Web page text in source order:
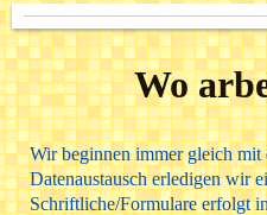
die Exclusive
nur Einzel- bzw.
Wo
Wir beginnen immer gleich mit
Datenaustausch erledigen wir
Schriftliche/Formulare erfolgt